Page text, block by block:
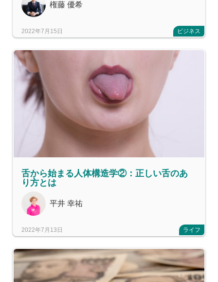
権藤 優希
2022年7月15日 ビジネス
舌から始まる人体構造学②：正しい舌のあ
り方とは
平井 幸祐
2022年7月13日 ライフ